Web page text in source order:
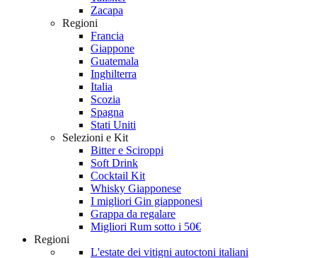
Zacapa
Regioni
Francia
Giappone
Guatemala
Inghilterra
Italia
Scozia
Spagna
Stati Uniti
Selezioni e Kit
Bitter e Sciroppi
Soft Drink
Cocktail Kit
Whisky Giapponese
I migliori Gin giapponesi
Grappa da regalare
Migliori Rum sotto i 50€
Regioni
L'estate dei vitigni autoctoni italiani